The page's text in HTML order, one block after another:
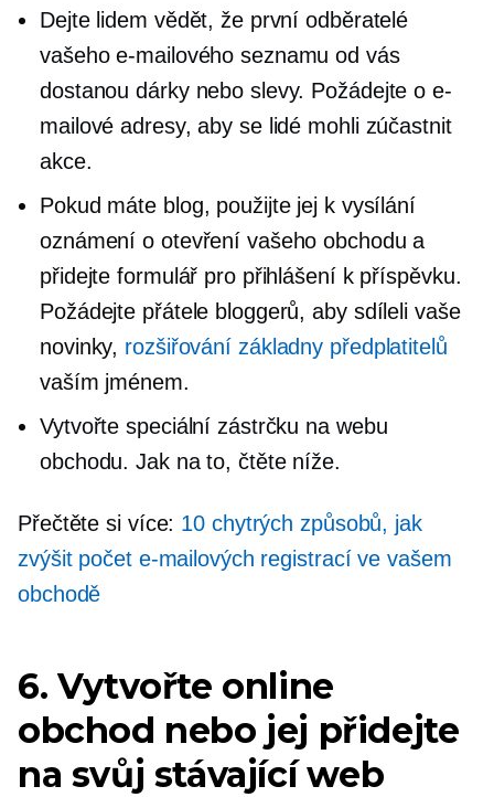
Dejte lidem vědět, že první odběratelé
vašeho e-mailového seznamu od vás
dostanou dárky nebo slevy. Požádejte o e-
mailové adresy, aby se lidé mohli zúčastnit
akce.
Pokud máte blog, použijte jej k vysílání
oznámení o otevření vašeho obchodu a
přidejte formulář pro přihlášení k příspěvku.
Požádejte přátele bloggerů, aby sdíleli vaše
novinky, rozšiřování základny předplatitelů
vaším jménem.
Vytvořte speciální zástrčku na webu
obchodu. Jak na to, čtěte níže.
Přečtěte si více: 10 chytrých způsobů, jak
zvýšit počet e-mailových registrací ve vašem
obchodě
6. Vytvořte online
obchod nebo jej přidejte
na svůj stávající web